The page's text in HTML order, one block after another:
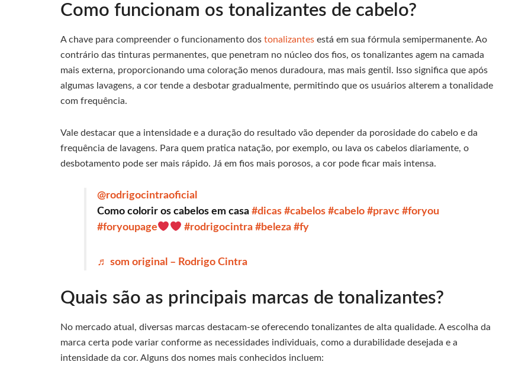
Como funcionam os tonalizantes de cabelo?
A chave para compreender o funcionamento dos tonalizantes está em sua fórmula semipermanente. Ao
contrário das tinturas permanentes, que penetram no núcleo dos fios, os tonalizantes agem na camada
mais externa, proporcionando uma coloração menos duradoura, mas mais gentil. Isso significa que após
algumas lavagens, a cor tende a desbotar gradualmente, permitindo que os usuários alterem a tonalidade
com frequência.
Vale destacar que a intensidade e a duração do resultado vão depender da porosidade do cabelo e da
frequência de lavagens. Para quem pratica natação, por exemplo, ou lava os cabelos diariamente, o
desbotamento pode ser mais rápido. Já em fios mais porosos, a cor pode ficar mais intensa.
@rodrigocintraoficial
Como colorir os cabelos em casa #dicas #cabelos #cabelo #pravc #foryou
#foryoupage
#rodrigocintra #beleza #fy
♬ som original – Rodrigo Cintra
Quais são as principais marcas de tonalizantes?
No mercado atual, diversas marcas destacam-se oferecendo tonalizantes de alta qualidade. A escolha da
marca certa pode variar conforme as necessidades individuais, como a durabilidade desejada e a
intensidade da cor. Alguns dos nomes mais conhecidos incluem: